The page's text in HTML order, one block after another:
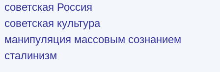
советская Россия
советская культура
манипуляция массовым сознанием
сталинизм